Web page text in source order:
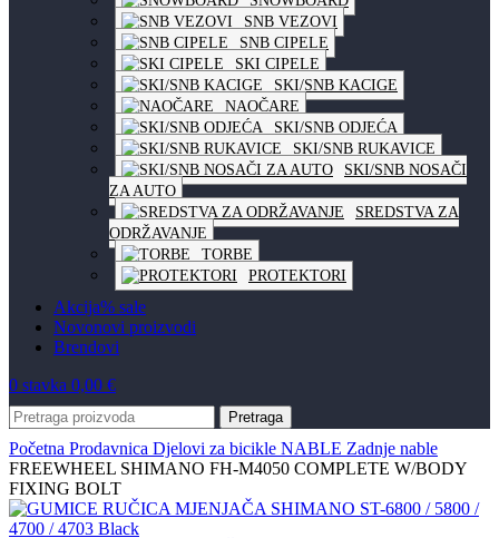
SNB VEZOVI
SNB CIPELE
SKI CIPELE
SKI/SNB KACIGE
NAOČARE
SKI/SNB ODJEĆA
SKI/SNB RUKAVICE
SKI/SNB NOSAČI
ZA AUTO
SREDSTVA ZA
ODRŽAVANJE
TORBE
PROTEKTORI
Akcija% sale
Novonovi proizvodi
Brendovi
0 stavka 0,00 €
Pretraga
Početna Prodavnica Djelovi za bicikle NABLE Zadnje nable
FREEWHEEL SHIMANO FH-M4050 COMPLETE W/BODY
FIXING BOLT